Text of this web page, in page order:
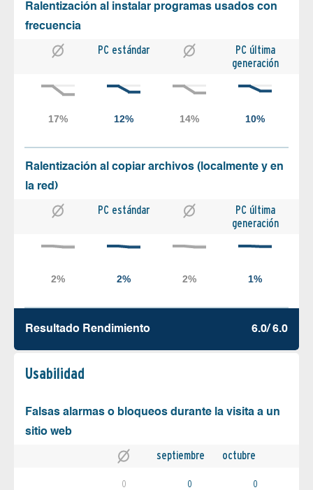
Ralentización al instalar programas usados con
frecuencia
PC estándar
PC última
generación
Ralentización al copiar archivos (localmente y en
la red)
PC estándar
PC última
generación
Resultado Rendimiento 6.0/ 6.0
Usabilidad
Falsas alarmas o bloqueos durante la visita a un
sitio web
septiembre octubre
0 0 0